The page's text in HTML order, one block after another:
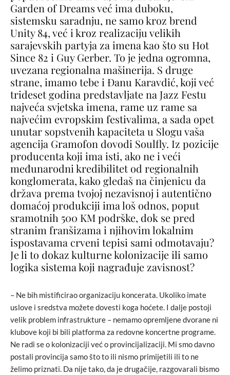
Garden of Dreams već ima duboku,
sistemsku saradnju, ne samo kroz brend
Unity 84, već i kroz realizaciju velikih
sarajevskih partyja za imena kao što su Hot
Since 82 i Guy Gerber. To je jedna ogromna,
uvezana regionalna mašinerija. S druge
strane, imamo tebe i Đanu Karavdić, koji već
trideset godina predstavljate na Jazz Festu
najveća svjetska imena, rame uz rame sa
najvećim evropskim festivalima, a sada opet
unutar sopstvenih kapaciteta u Slogu vaša
agencija Gramofon dovodi Soulfly. Iz pozicije
producenta koji ima isti, ako ne i veći
međunarodni kredibilitet od regionalnih
konglomerata, kako gledaš na činjenicu da
država prema tvojoj nezavisnoj i autentično
domaćoj produkciji ima loš odnos, poput
sramotnih 500 KM podrške, dok se pred
stranim franšizama i njihovim lokalnim
ispostavama crveni tepisi sami odmotavaju?
Je li to dokaz kulturne kolonizacije ili samo
logika sistema koji nagrađuje zavisnost?
– Ne bih mistificirao organizaciju koncerata. Ukoliko imate
uslove i sredstva možete dovesti koga hoćete. I dalje postoji
velik problem infrastrukture – nemamo opremljene dvorane ni
klubove koji bi bili platforma za redovne koncertne programe.
Ne radi se o kolonizaciji već o provincijalizaciji. Mi smo davno
postali provincija samo što to ili nismo primijetili ili to ne
želimo priznati. Da nije tako, da je drugačije, razgovarali bismo